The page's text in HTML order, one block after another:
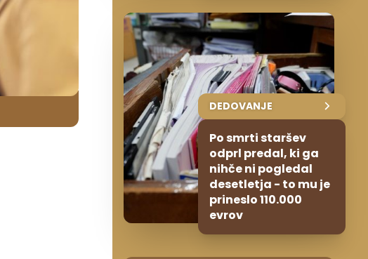
DEDOVANJE
Po smrti staršev
odprl predal, ki ga
nihče ni pogledal
desetletja - to mu je
prineslo 110.000
evrov